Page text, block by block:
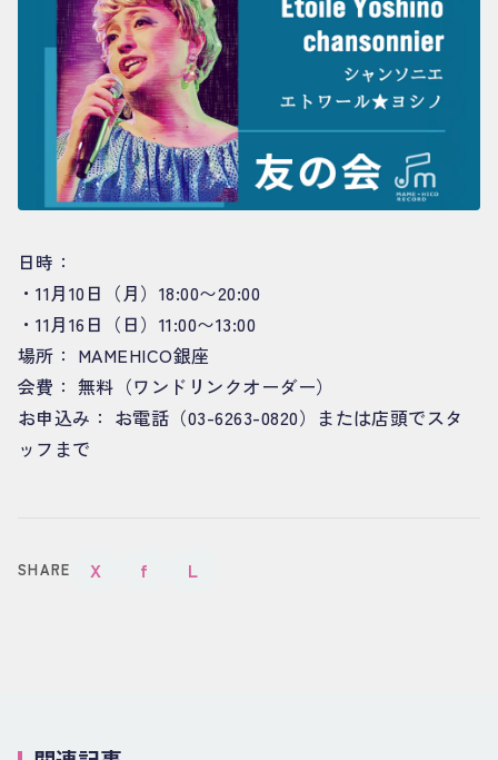
日時：
・11月10日（月）18:00〜20:00
・11月16日（日）11:00〜13:00
場所： MAMEHICO銀座
会費： 無料（ワンドリンクオーダー）
お申込み： お電話（03-6263-0820）または店頭でスタ
ッフまで
SHARE X f L